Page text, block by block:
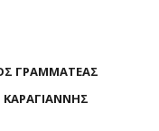
ΓΡΑΜΜΑΤΕΑΣ